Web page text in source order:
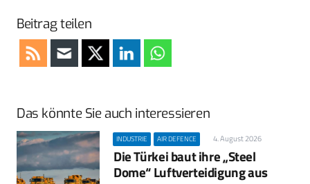
Beitrag teilen
Das könnte Sie auch interessieren
INDUSTRIE AIR DEFENCE 4. August 2026
Die Türkei baut ihre „Steel
Dome“ Luftverteidigung aus